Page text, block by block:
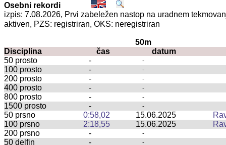
Osebni rekordi
izpis: 7.08.2026, Prvi zabeležen nastop na uradnem
aktiven, PZS: registriran, OKS: neregistriran
50m
Disciplina
čas
datum
50 prosto
- -
100 prosto - -
200 prosto - -
400 prosto - -
800 prosto - -
1500 prosto - -
50 prsno 0:58,02 15.06.2025
100 prsno
2:18,55 15.06.2025
200 prsno
- -
50 delfin - -